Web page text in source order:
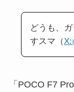
どうも、
すスマ（
「POCO F7